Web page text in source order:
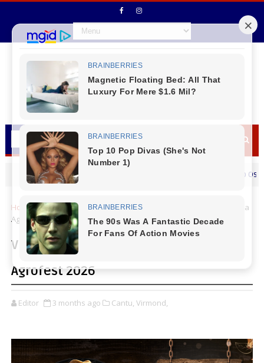
MENSAGEM DIA DOS PAIS Secretário de Fazenda Maurício Osciany
Home Cantu Virmond
Virmond - Confira a Programação da
Agrofest 2026
Virmond - Confira a Programação da
Agrofest 2026
Editor 3 months ago Cantu, Virmond,